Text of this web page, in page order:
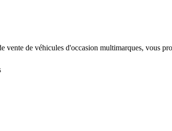
vente de véhicules d'occasion multimarques, vous